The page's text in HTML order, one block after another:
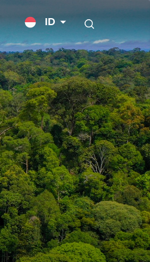
(GRK)
Bahan
/ Shortening
Goreng
untuk Pengaplikasian
Kulit
Rumah Tangga
Bypass Fats
Rantai Menengah
E
dan Publikasi
ID